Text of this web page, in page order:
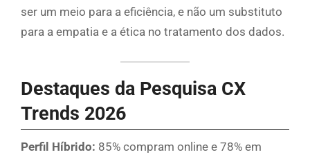
ser um meio para a eficiência, e não um substituto
para a empatia e a ética no tratamento dos dados.
Destaques da Pesquisa CX
Trends 2026
Perfil Híbrido: 85% compram online e 78% em